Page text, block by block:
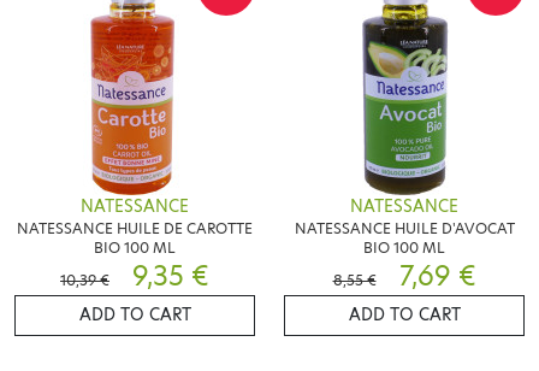
NATESSANCE
NATESSANCE HUILE DE CAROTTE
BIO 100 ML
10,39 €
9,35 €
ADD TO CART
NATESSANCE
NATESSANCE HUILE D'AVOCAT
BIO 100 ML
8,55 €
7,69 €
ADD TO CART